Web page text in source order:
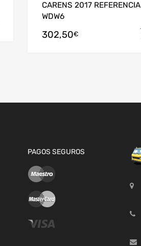
CARENS 2017 REFERENCIA
WDW6
302,50€
PAGOS SEGUROS